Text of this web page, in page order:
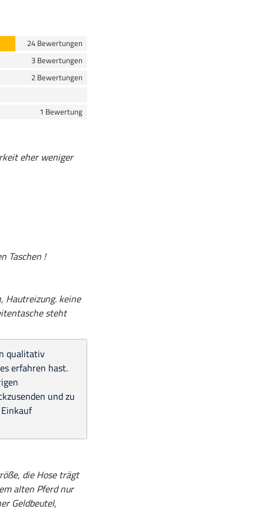
24 Bewertungen
3 Bewertungen
2 Bewertungen
1 Bewertung
eher weniger
Taschen !
Hautreizung. keine
steht
qualitativ
erfahren hast.
und zu
die Hose trägt
alten Pferd nur
Geldbeutel,